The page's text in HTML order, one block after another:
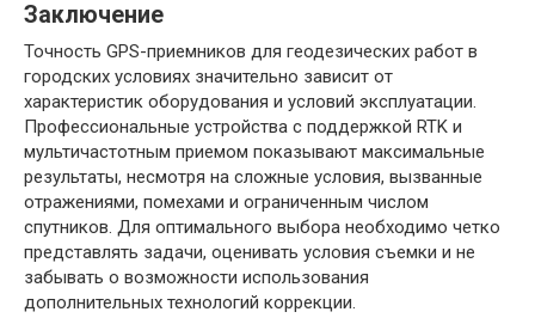
Заключение
Точность GPS-приемников для геодезических работ в
городских условиях значительно зависит от
характеристик оборудования и условий эксплуатации.
Профессиональные устройства с поддержкой RTK и
мультичастотным приемом показывают максимальные
результаты, несмотря на сложные условия, вызванные
отражениями, помехами и ограниченным числом
спутников. Для оптимального выбора необходимо четко
представлять задачи, оценивать условия съемки и не
забывать о возможности использования
дополнительных технологий коррекции.